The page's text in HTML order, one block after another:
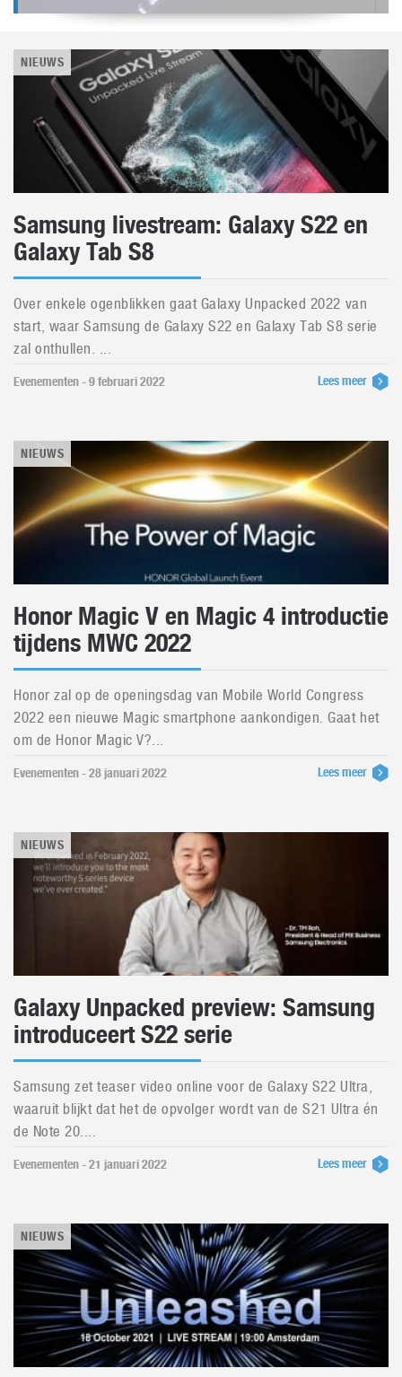
NIEUWS
Samsung livestream: Galaxy S22 en
Galaxy Tab S8
Over enkele ogenblikken gaat Galaxy Unpacked 2022 van
start, waar Samsung de Galaxy S22 en Galaxy Tab S8 serie
zal onthullen. ...
Evenementen - 9 februari 2022 Lees meer
NIEUWS
Honor Magic V en Magic 4 introductie
tijdens MWC 2022
Honor zal op de openingsdag van Mobile World Congress
2022 een nieuwe Magic smartphone aankondigen. Gaat het
om de Honor Magic V?...
Evenementen - 28 januari 2022 Lees meer
NIEUWS
Galaxy Unpacked preview: Samsung
introduceert S22 serie
Samsung zet teaser video online voor de Galaxy S22 Ultra,
waaruit blijkt dat het de opvolger wordt van de S21 Ultra én
de Note 20....
Evenementen - 21 januari 2022 Lees meer
NIEUWS